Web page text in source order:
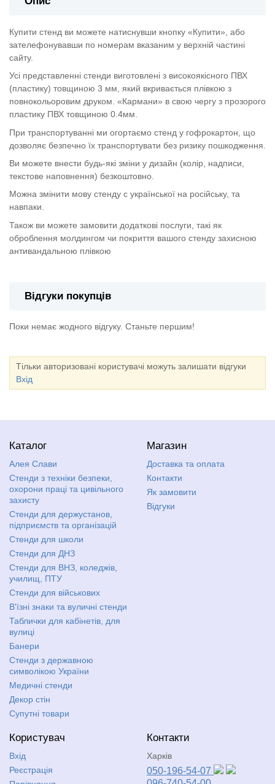
Купити стенд ви можете натиснувши кнопку «Купити», або
зателефонувавши по номерам вказаним у верхній частині
сайту.
Усі представленні стенди виготовлені з високоякісного ПВХ
(пластику) товщиною 3 мм, який вкривається плівкою з
повнокольоровим друком. «Кармани» в свою чергу з прозорого
пластику ПВХ товщиною 0.4мм.
При транспортуванні ми огортаємо стенд у гофрокартон, що
дозволяє безпечно їх транспортувати без ризику пошкодження.
Ви можете внести будь-які зміни у дизайн (колір, надписи,
текстове наповнення) безкоштовно.
Можна змінити мову стенду с української на російську, та
навпаки.
Також ви можете замовити додаткові послуги, такі як
оброблення молдингом чи покриття вашого стенду захисною
антивандальною плівкою
Відгуки покупців
Поки немає жодного відгуку. Станьте першим!
Тільки авторизовані користувачі можуть залишати відгуки
Вхід
Каталог
Алея Слави
Стенди з техніки безпеки,
охорони праці та цивільного
захисту
Стенди для держустанов,
підприємств та організацій
Стенди для школи
Стенди для ДНЗ
Стенди для ВНЗ, коледжів,
училищ, ПТУ
Стенди для військових
В'їзні знаки та вуличні стенди
Таблички для кабінетів, для
вулиці
Банери
Стенди з державною
символікою України
Медичні стенди
Декор стін
Супутні товари
Магазин
Доставка та оплата
Контакти
Як замовити
Відгуки
Користувач
Вхід
Реєстрація
Контакти
Харків
050-196-54-07